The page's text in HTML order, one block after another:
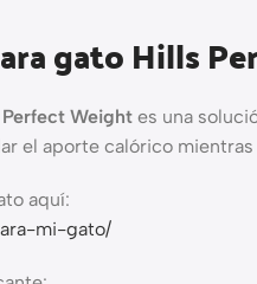
gato Hills
Weight es una
el aporte calórico
aquí:
mi-gato/